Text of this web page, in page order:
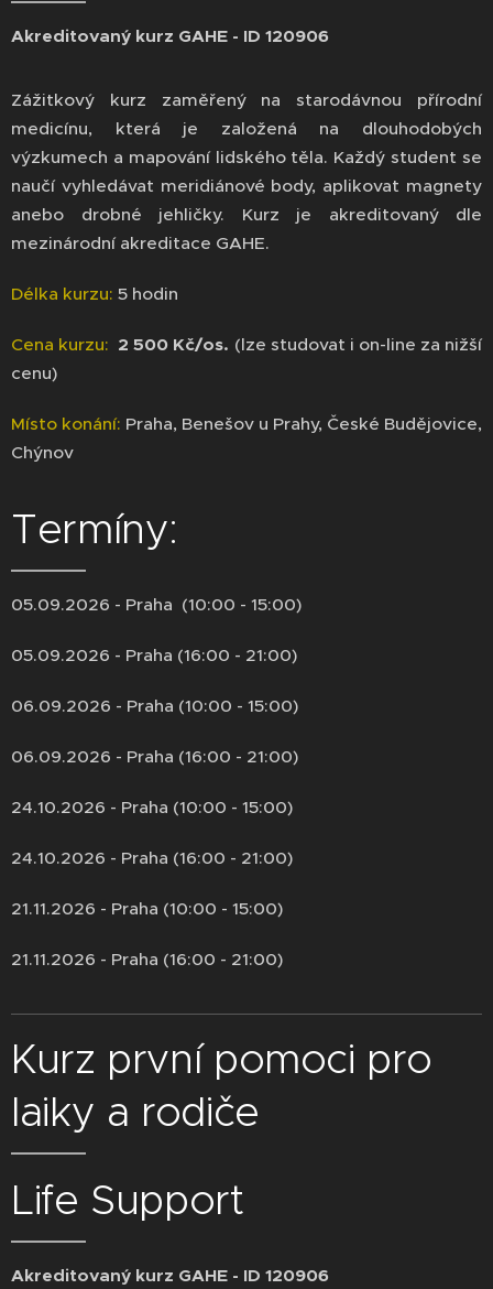
Akreditovaný kurz GAHE - ID 120906
Zážitkový kurz zaměřený na starodávnou přírodní
medicínu, která je založená na dlouhodobých
výzkumech a mapování lidského těla. Každý student se
naučí vyhledávat meridiánové body, aplikovat magnety
anebo drobné jehličky. Kurz je akreditovaný dle
mezinárodní akreditace GAHE.
Délka kurzu: 5 hodin
Cena kurzu: 2 500 Kč/os. (lze studovat i on-line za nižší
cenu)
Místo konání: Praha, Benešov u Prahy, České Budějovice,
Chýnov
Termíny:
05.09.2026 - Praha (10:00 - 15:00)
05.09.2026 - Praha (16:00 - 21:00)
06.09.2026 - Praha (10:00 - 15:00)
06.09.2026 - Praha (16:00 - 21:00)
24.10.2026 - Praha (10:00 - 15:00)
24.10.2026 - Praha (16:00 - 21:00)
21.11.2026 - Praha (10:00 - 15:00)
21.11.2026 - Praha (16:00 - 21:00)
Kurz první pomoci pro
laiky a rodiče
Life Support
Akreditovaný kurz GAHE - ID 120906